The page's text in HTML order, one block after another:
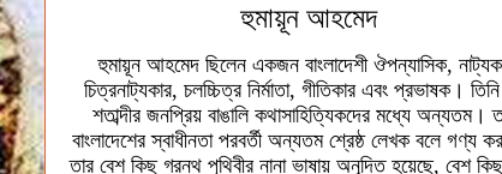
হুমায়ূন আহমেদ
হুমায়ূন আহমেদ ছিলেন একজন বাংলাদেশী ঔপন্যাসিক,
চিত্রনাট্যকার, চলচ্চিত্র নির্মাতা, গীতিকার এবং প্রভাষক। তিনি
শতাব্দীর জনপ্রিয় বাঙালি কথাসাহিত্যিকদের মধ্যে অন্যতম।
বাংলাদেশের স্বাধীনতা পরবর্তী অন্যতম শ্রেষ্ঠ লেখক বলে গণ্য
তার বেশ কিছু গ্রন্থ পৃথিবীর নানা ভাষায় অনূদিত হয়েছে, বেশ